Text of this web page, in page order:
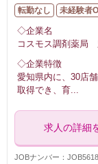
転勤なし 未経験者
◇企業名
コスモス調剤薬局
◇企業特徴
愛知県内に、30店
取得でき、育...
求人の詳細
JOBナンバー：